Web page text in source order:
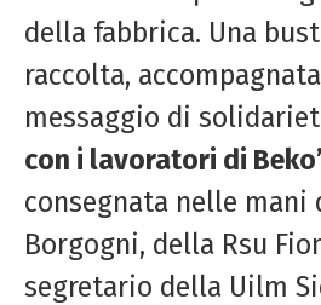
della fabbrica. Una
raccolta,
messaggio di
con i lavoratori di
consegnata nelle mani
Borgogni, della Rsu
segretario della Uilm